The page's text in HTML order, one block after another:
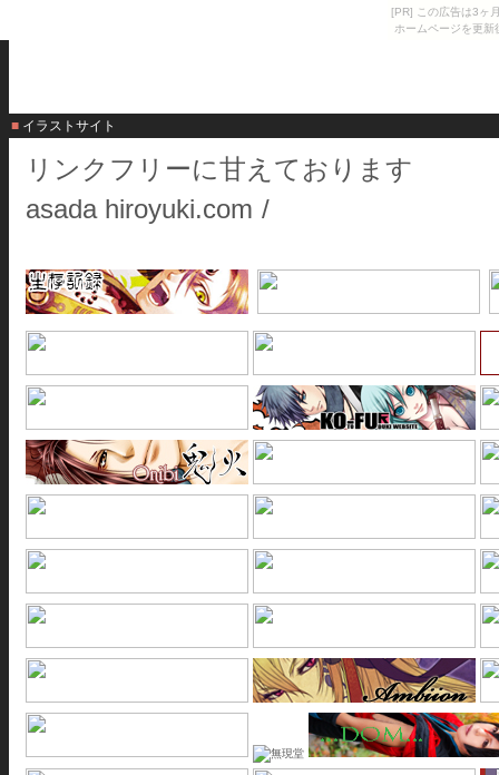
[PR] この広告は3ヶ
ホームページを更
■ イラストサイト
リンクフリーに甘えております
asada hiroyuki.com /